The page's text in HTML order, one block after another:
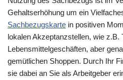
Gehaltserhöhung um ein
Sachbezugskarte in positiven
lokalen Akzeptanzstellen, wie z.B.
Lebensmittelgeschäften, aber
gemütlichen Shoppen. Durch Ihr
sie dabei an Sie als Arbeitgeber